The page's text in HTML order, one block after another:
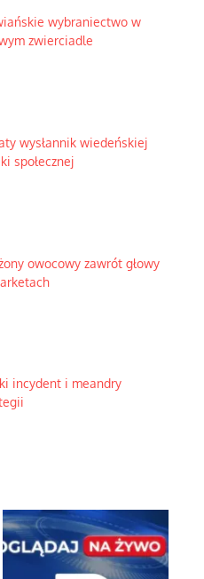
wybraniectwo w
zwierciadle
wysłannik wiedeńskiej
społecznej
owocowy zawrót głowy
incydent i meandry